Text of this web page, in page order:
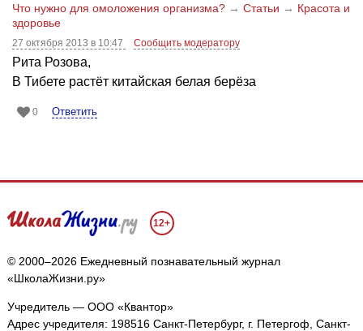
Что нужно для омоложения организма? → Статьи → Красота и
здоровье
27 октября 2013 в 10:47 Сообщить модератору
Рита Розова,
В Тибете растёт китайская белая берёза
0 Ответить
12+
© 2000–2026 Ежедневный познавательный журнал
«ШколаЖизни.ру»
Учредитель — ООО «Квантор»
Адрес учредителя: 198516 Санкт-Петербург, г. Петергоф, Санкт-